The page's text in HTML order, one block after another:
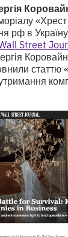
рф в
Street
статтю